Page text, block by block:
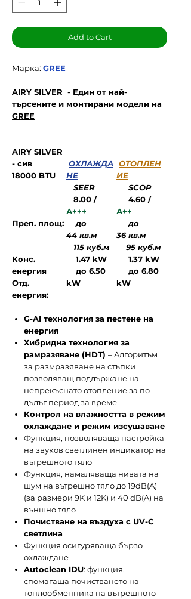
Add to Cart
Марка: GREE
AIRY SILVER - Един от най-
търсените и монтирани модели на
GREE
AIRY SILVER
- сив
18000 BTU
ОХЛАЖДА
НЕ
SEER
8.00 /
А+++
ОТОПЛЕН
ИЕ
SCOP
4.60 /
А++
Преп. площ:
до
44 кв.м
115 куб.м
до
36 кв.м
95 куб.м
Конс.
енергия
Отд.
енергия:
1.47 kW
до 6.50
kW
1.37 kW
до 6.80
kW
G-AI технология за пестене на
енергия
Хибридна технология за
рамразяване (HDT) – Aлгоритъм
за размразяване на стъпки
позволяващ поддържане на
непрекъснато отопление за по-
дълъг период за време
Контрол на влажността в режим
охлаждане и режим изсушаване
Функция, позволяваща настройка
на звуков светлинен индикатор на
вътрешното тяло
Функция, намаляваща нивата на
шум на вътрешно тяло до 19dB(A)
(за размери 9K и 12K) и 40 dB(A) на
външно тяло
Почистване на въздуха с UV-C
светлина
Функция осигуряваща бързо
охлаждане
Autoclean IDU: функция,
спомагаща почистването на
топлообменника на вътрешното